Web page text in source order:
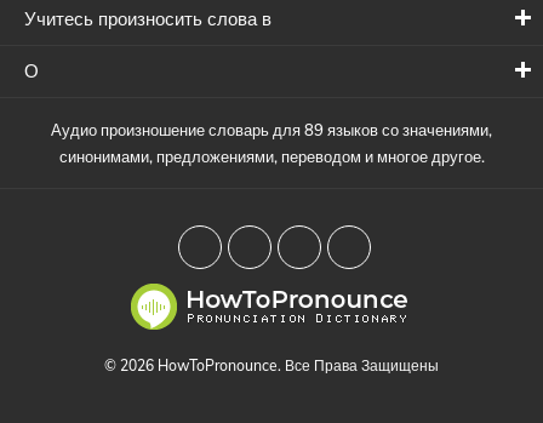
Учитесь произносить слова в
О
Аудио произношение словарь для 89 языков со значениями,
синонимами, предложениями, переводом и многое другое.
© 2026 HowToPronounce. Все Права Защищены